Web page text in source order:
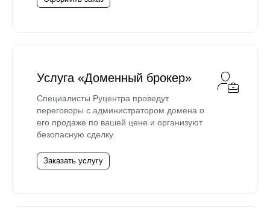
Услуга «Доменный брокер»
Специалисты Руцентра проведут
переговоры с администратором домена о
его продаже по вашей цене и организуют
безопасную сделку.
Заказать услугу